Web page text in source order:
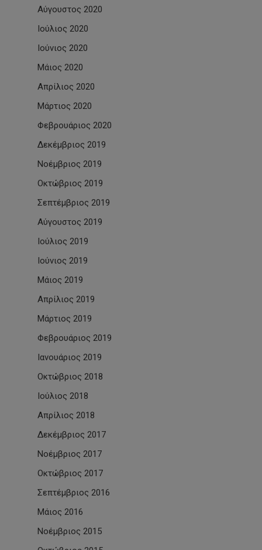
Αύγουστος 2020
Ιούλιος 2020
Ιούνιος 2020
Μάιος 2020
Απρίλιος 2020
Μάρτιος 2020
Φεβρουάριος 2020
Δεκέμβριος 2019
Νοέμβριος 2019
Οκτώβριος 2019
Σεπτέμβριος 2019
Αύγουστος 2019
Ιούλιος 2019
Ιούνιος 2019
Μάιος 2019
Απρίλιος 2019
Μάρτιος 2019
Φεβρουάριος 2019
Ιανουάριος 2019
Οκτώβριος 2018
Ιούλιος 2018
Απρίλιος 2018
Δεκέμβριος 2017
Νοέμβριος 2017
Οκτώβριος 2017
Σεπτέμβριος 2016
Μάιος 2016
Νοέμβριος 2015